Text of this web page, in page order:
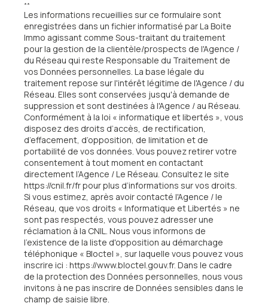
**
Les informations recueillies sur ce formulaire sont
enregistrées dans un fichier informatisé par La Boite
Immo agissant comme Sous-traitant du traitement
pour la gestion de la clientèle/prospects de l'Agence /
du Réseau qui reste Responsable du Traitement de
vos Données personnelles. La base légale du
traitement repose sur l'intérêt légitime de l'Agence / du
Réseau. Elles sont conservées jusqu'à demande de
suppression et sont destinées à l'Agence / au Réseau.
Conformément à la loi « informatique et libertés », vous
disposez des droits d’accès, de rectification,
d’effacement, d’opposition, de limitation et de
portabilité de vos données. Vous pouvez retirer votre
consentement à tout moment en contactant
directement l’Agence / Le Réseau. Consultez le site
https://cnil.fr/frpour plus d’informations sur vos droits.
Si vous estimez, après avoir contacté l'Agence / le
Réseau, que vos droits « Informatique et Libertés » ne
sont pas respectés, vous pouvez adresser une
réclamation à la CNIL. Nous vous informons de
l’existence de la liste d'opposition au démarchage
téléphonique « Bloctel », sur laquelle vous pouvez vous
inscrire ici : https://www.bloctel.gouv.fr. Dans le cadre
de la protection des Données personnelles, nous vous
invitons à ne pas inscrire de Données sensibles dans le
champ de saisie libre.